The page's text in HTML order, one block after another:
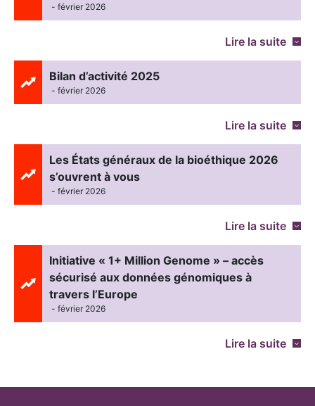
- février 2026
Lire la suite
Bilan d’activité 2025
- février 2026
Lire la suite
Les États généraux de la bioéthique 2026
s’ouvrent à vous
- février 2026
Lire la suite
Initiative « 1+ Million Genome » – accès
sécurisé aux données génomiques à
travers l’Europe
- février 2026
Lire la suite